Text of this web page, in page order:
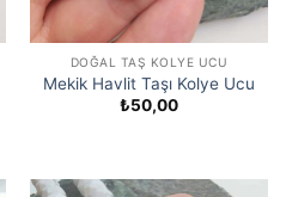
DOĞAL TAŞ KOLYE UCU
Mekik Havlit Taşı Kolye Ucu
₺50,00